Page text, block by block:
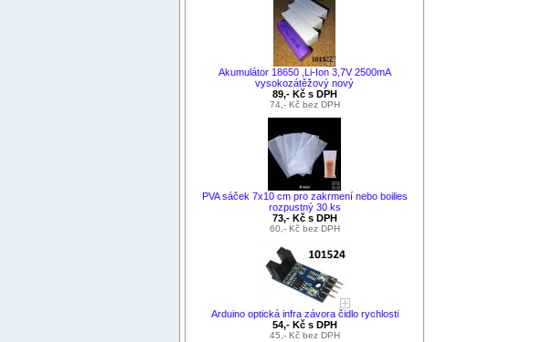
Akumulátor 18650 ,Li-Ion 3,7V 2500mA
vysokozátěžový nový
89,- Kč s DPH
74,- Kč bez DPH
PVA sáček 7x10 cm pro zakrmení nebo boilies
rozpustný 30 ks
73,- Kč s DPH
60,- Kč bez DPH
Arduino optická infra závora čidlo rychlosti
54,- Kč s DPH
45,- Kč bez DPH